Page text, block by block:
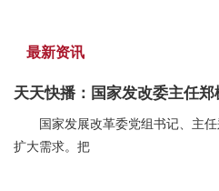
最新资讯
国家发展改革委党组书记、主
扩大需求。把